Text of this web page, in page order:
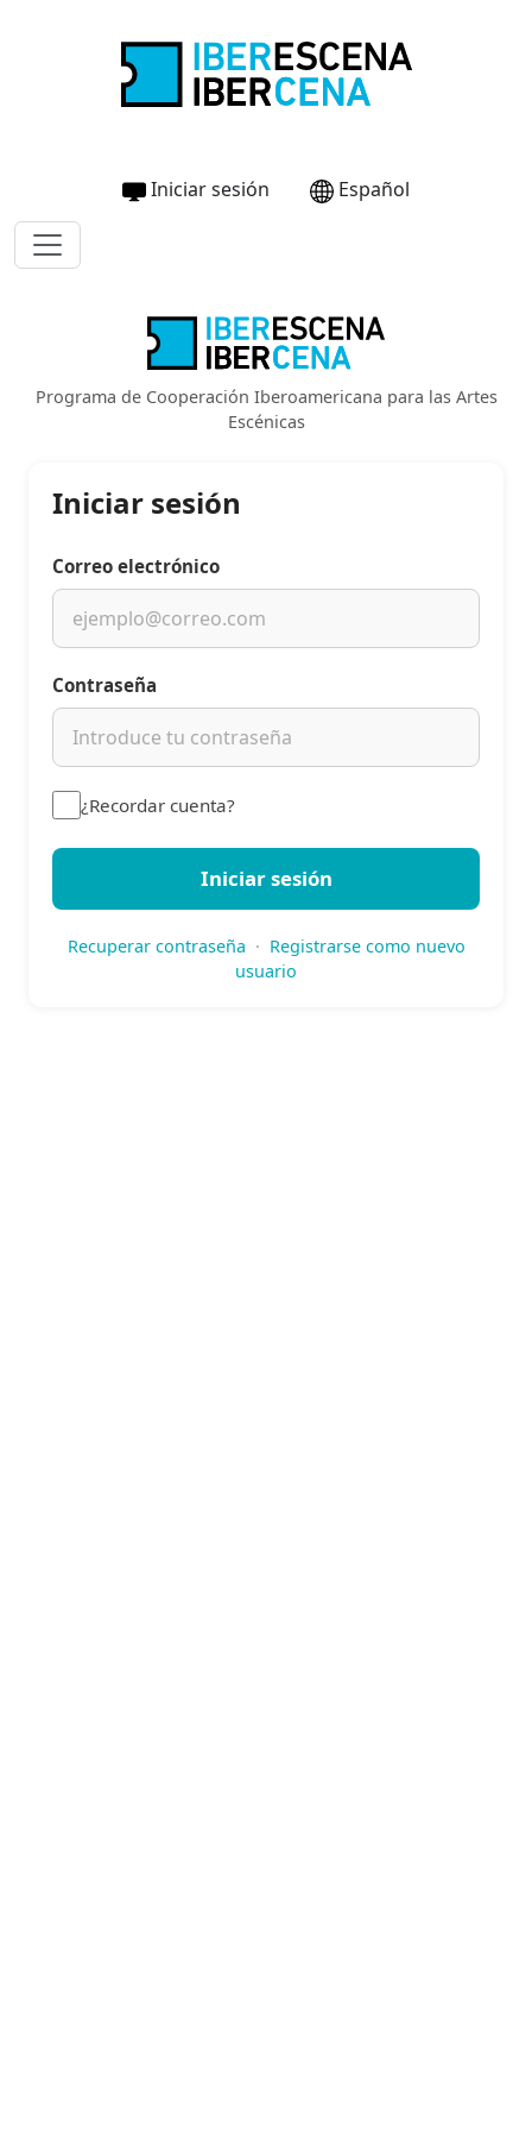
Iniciar sesión Español
Programa de Cooperación Iberoamericana para las Artes
Escénicas
Iniciar sesión
Correo electrónico
Contraseña
¿Recordar cuenta?
Iniciar sesión
Recuperar contraseña · Registrarse como nuevo
usuario